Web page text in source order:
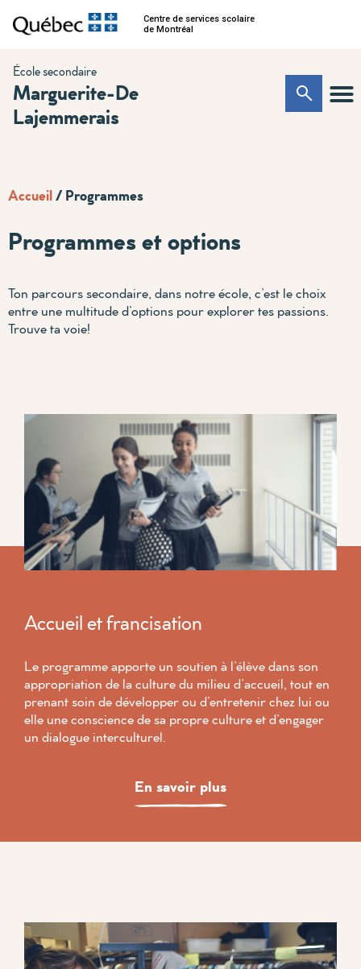
Centre de services scolaire
de Montréal
École secondaire
Marguerite-De
Lajemmerais
Accueil/Programmes
Programmes et options
Ton parcours secondaire, dans notre école, c’est le choix
entre une multitude d’options pour explorer tes passions.
Trouve ta voie!
Accueil et francisation
Le programme apporte un soutien à l’élève dans son
appropriation de la culture du milieu d’accueil, tout en
prenant soin de développer ou d’entretenir chez lui ou
elle une conscience de sa propre culture et d’engager
un dialogue interculturel.
En savoir plus